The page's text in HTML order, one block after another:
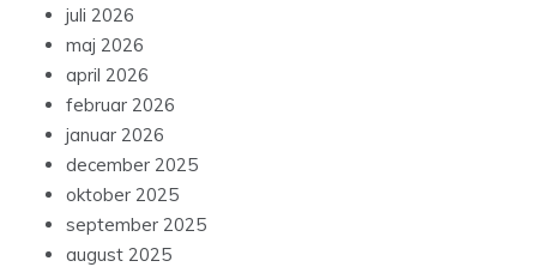
juli 2026
maj 2026
april 2026
februar 2026
januar 2026
december 2025
oktober 2025
september 2025
august 2025